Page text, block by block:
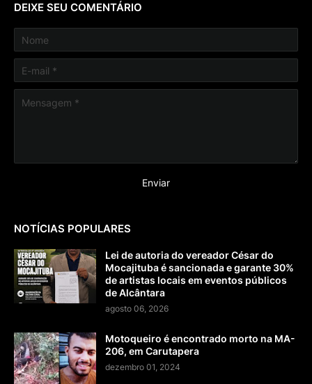
DEIXE SEU COMENTÁRIO
NOTÍCIAS POPULARES
Lei de autoria do vereador César do
Mocajituba é sancionada e garante 30%
de artistas locais em eventos públicos
de Alcântara
agosto 06, 2026
Motoqueiro é encontrado morto na MA-
206, em Carutapera
dezembro 01, 2024